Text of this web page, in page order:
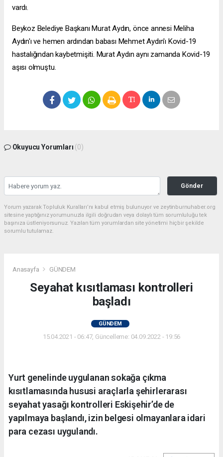
vardı.
Beykoz Belediye Başkanı Murat Aydın, önce annesi Meliha
Aydın'ı ve hemen ardından babası Mehmet Aydın'ı Kovid-19
hastalığından kaybetmişiti. Murat Aydın aynı zamanda Kovid-19
aşısı olmuştu.
Okuyucu Yorumları (0)
Gönder
Yorum yazarak Topluluk Kuralları’nı kabul etmiş bulunuyor ve zeytinburnuhaber.org
sitesine yaptığınız yorumunuzla ilgili doğrudan veya dolaylı tüm sorumluluğu tek
başınıza üstleniyorsunuz. Yazılan tüm yorumlardan site yönetimi hiçbir şekilde
sorumlu tutulamaz.
Anasayfa GÜNDEM
Seyahat kısıtlaması kontrolleri
başladı
GÜNDEM
15.04.2021 - 06:47, Güncelleme: 04.09.2022 - 19:56
Yurt genelinde uygulanan sokağa çıkma
kısıtlamasında hususi araçlarla şehirlerarası
seyahat yasağı kontrolleri Eskişehir’de de
yapılmaya başlandı, izin belgesi olmayanlara idari
para cezası uygulandı.